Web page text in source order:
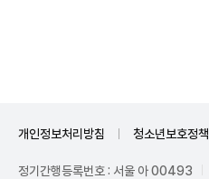
개인정보처리방침 청소년보호정책
정기간행등록번호 : 서울 아 00493